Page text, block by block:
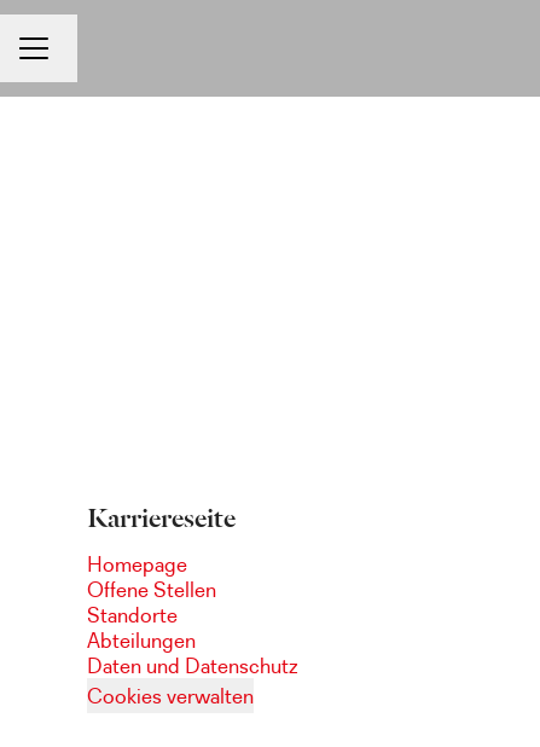
KARRIEREMENÜ
Sprache ändern
Karriereseite
Homepage
Offene Stellen
Standorte
Abteilungen
Daten und Datenschutz
Cookies verwalten